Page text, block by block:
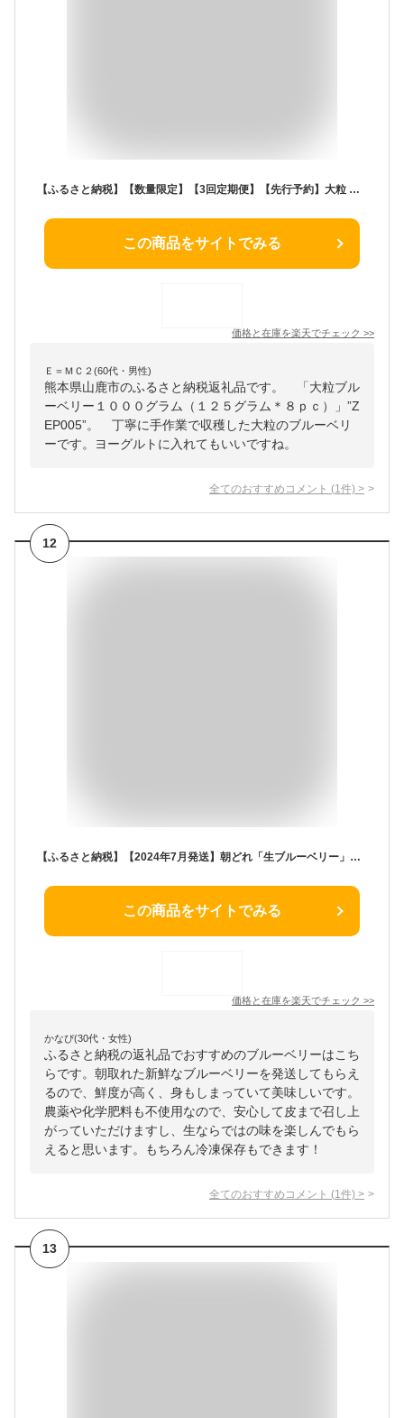
【ふるさと納税】【数量限定】【3回定期便】【先行予約】大粒 ブルーベリー 1000g（125g×8pc） 【すみれファーム】[ZEP005]
この商品をサイトでみる
価格と在庫を楽天でチェック >>
Ｅ＝ＭＣ２(60代・男性)
熊本県山鹿市のふるさと納税返礼品です。 「大粒ブル
ーベリー１０００グラム（１２５グラム＊８ｐｃ）」”Z
EP005”。 丁寧に手作業で収穫した大粒のブルーベリ
ーです。ヨーグルトに入れてもいいですね。
全てのおすすめコメント (1 件) >
12
【ふるさと納税】【2024年7月発送】朝どれ「生ブルーベリー」詰め合わせ&lt;1kg&gt;【栽培期間中農薬・化学肥料未使用】【配送不可地域：離島】【1210660】
この商品をサイトでみる
価格と在庫を楽天でチェック >>
かなぴ(30代・女性)
ふるさと納税の返礼品でおすすめのブルーベリーはこち
らです。朝取れた新鮮なブルーベリーを発送してもらえ
るので、鮮度が高く、身もしまっていて美味しいです。
農薬や化学肥料も不使用なので、安心して皮まで召し上
がっていただけますし、生ならではの味を楽しんでもら
えると思います。もちろん冷凍保存もできます！
全てのおすすめコメント (1 件) >
13